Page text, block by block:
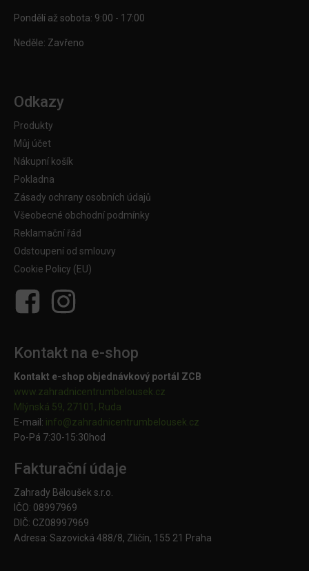
Pondělí až sobota: 9:00 - 17:00
Neděle: Zavřeno
Odkazy
Produkty
Můj účet
Nákupní košík
Pokladna
Zásady ochrany osobních údajů
Všeobecné obchodní podmínky
Reklamační řád
Odstoupení od smlouvy
Cookie Policy (EU)
Kontakt na e-shop
Kontakt e-shop objednávkový portál ZCB
www.zahradnicentrumbelousek.cz
Mlýnská 59, 27101, Ruda
E-mail: info@zahradnicentrumbelousek.cz
Po-Pá 7:30-15:30hod
Fakturační údaje
Zahrady Běloušek s.r.o.
IČO: 08997969
DIČ: CZ08997969
Adresa: Sazovická 488/8, Zličín, 155 21 Praha